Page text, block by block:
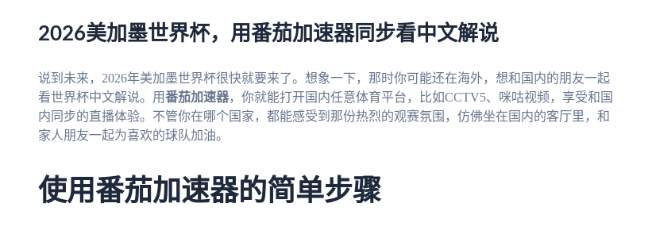
2026美加墨世界杯，用番茄加速器同步看中文解说
说到未来，2026年美加墨世界杯很快就要来了。想象一下，那时你可能还在海外，想和国内的朋友一起
看世界杯中文解说。用番茄加速器，你就能打开国内任意体育平台，比如CCTV5、咪咕视频，享受和国
内同步的直播体验。不管你在哪个国家，都能感受到那份热烈的观赛氛围，仿佛坐在国内的客厅里，和
家人朋友一起为喜欢的球队加油。
使用番茄加速器的简单步骤